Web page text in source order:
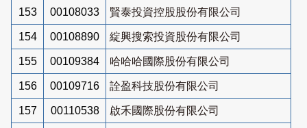
153 00108033 賢泰投資控股股份有限公司
154 00108890 綻興搜索投資股份有限公司
155 00109384 哈哈哈國際股份有限公司
156 00109716 詮盈科技股份有限公司
157 00110538 啟禾國際股份有限公司